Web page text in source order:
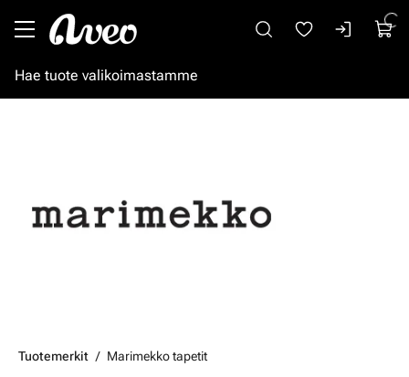
Tuotemerkit Marimekko tapetit